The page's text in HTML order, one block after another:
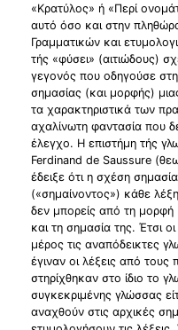
«Κρατύλος» ή «Περί
αυτό όσο και στην
Γραμματικών και
τής «φύσει» (αιτιώδους)
γεγονός που οδηγούσε
σημασίας (και μορφής)
τα χαρακτηριστικά των
αχαλίνωτη φαντασία που
έλεγχο. Η επιστήμη τής
Ferdinand de Saussure
έδειξε ότι η σχέση
(«σημαίνοντος») κάθε
δεν μπορείς από τη μορφή
και τη σημασία της. Έτσι
μέρος τις αναπόδεικτες
έγιναν οι λέξεις από
στηρίχθηκαν στο ίδιο το
συγκεκριμένης γλώσσας
αναχθούν στις αρχικές